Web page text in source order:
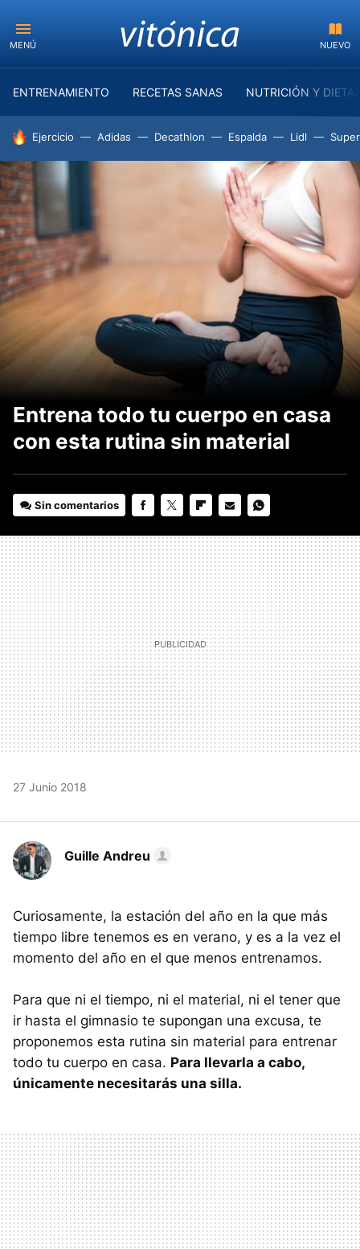
MENÚ NUEVO
ENTRENAMIENTO RECETAS SANAS NUTRICIÓN Y
HOY SE HABLA DE
Ejercicio Adidas Decathlon Espalda Lidl
Entrena todo tu cuerpo en casa
con esta rutina sin material
Sin comentarios
MAIL
27 Junio 2018
Guille Andreu
Curiosamente, la estación del año en la que más
tiempo libre tenemos es en verano, y es a la vez el
momento del año en el que menos entrenamos.
Para que ni el tiempo, ni el material, ni el tener que
ir hasta el gimnasio te supongan una excusa, te
proponemos esta rutina sin material para entrenar
todo tu cuerpo en casa. Para llevarla a cabo,
únicamente necesitarás una silla.